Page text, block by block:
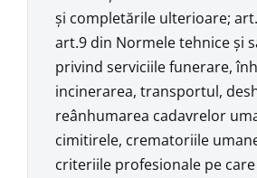
şi completările ulterioare;
art.9 din Normele tehnice şi
privind serviciile funerare,
incinerarea, transportul,
reânhumarea cadavrelor
cimitirele, crematoriile
criteriile profesionale pe